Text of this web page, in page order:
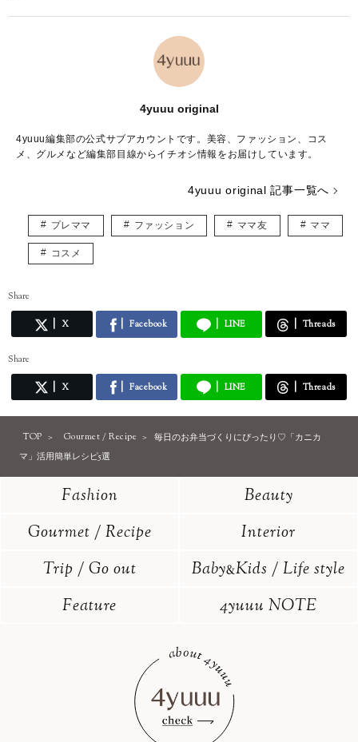
4yuuu original
4yuuu編集部の公式サブアカウントです。美容、ファッション、コス
メ、グルメなど編集部目線からイチオシ情報をお届けしています。
4yuuu original 記事一覧へ
プレママ ファッション ママ友 ママ
コスメ
Share
X Facebook LINE Threads
Share
X Facebook LINE Threads
TOP Gourmet / Recipe
毎日のお弁当づくりにぴったり♡「カニカ
マ」活用簡単レシピ5選
Fashion
Beauty
Gourmet / Recipe
Interior
Trip / Go out
Baby&Kids / Life style
Feature
4yuuu NOTE